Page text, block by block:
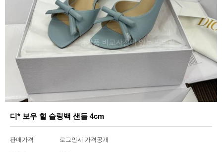
디* 보우 힐 슬링백 샌들 4cm
판매가격 로그인시 가격공개